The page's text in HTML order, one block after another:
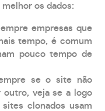
os dados:
empresas que
tempo, é comum
pouco tempo de
se o site não
outro, veja se a logo
clonados usam